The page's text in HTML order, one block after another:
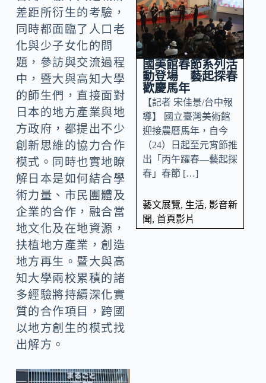
差距所衍生的考驗，
同時都面臨了人口老
化與少子女化的問
題，參訪與交流過程
中，暨大與高知大學
的師生們，直接面對
日本的地方產業與地
方政府，都提出不少
創新思維的協力合作
模式。同時也實地瞭
解日本是如何結合學
術力量、市民團體及
企業的合作，融合當
地文化及在地資源，
扶植地方產業，創造
地方再生。暨大與高
知大學兩校累積的諸
多經驗將持續深化實
質的合作項目，跨國
以地方創生的模式找
出解方。
國美館春節系列活
動登場 藝起探春
歡慶馬年
【記者 宋佳景/台中報
導】 國立臺灣美術館
迎接農曆馬年，自今
（24）日起至元宵節推
出「丙午躍春—藝起探
春」春節 […]
藝文展覽, 生活, 影音新
聞, 首頁影片